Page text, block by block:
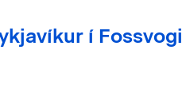
í Fossvogi